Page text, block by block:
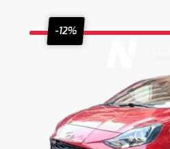
-12%